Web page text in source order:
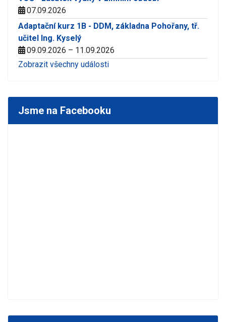
07.09.2026
Adaptační kurz 1B - DDM, základna Pohořany, tř.
učitel Ing. Kyselý
09.09.2026 – 11.09.2026
Zobrazit všechny události
Jsme na Facebooku